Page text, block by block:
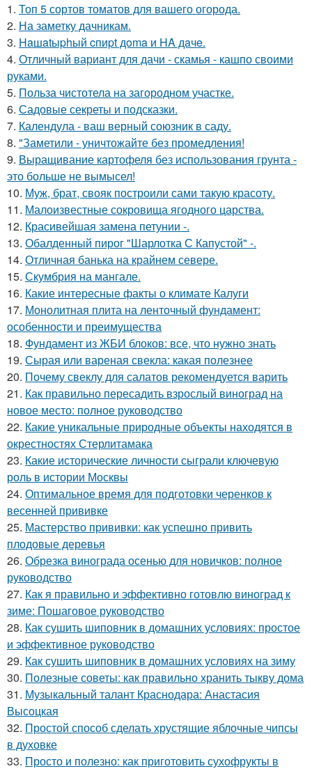
1. Топ 5 сортов томатов для вашего огорода.
2. На заметку дачникам.
3. Haшatыphый cпиpt дoma и HA дaчe.
4. Отличный вариант для дачи - скамья - кашпо своими
руками.
5. Польза чистотела на загородном участке.
6. Садовые секреты и подсказки.
7. Календула - ваш верный союзник в саду.
8. "Заметили - уничтожайте без промедления!
9. Выращивание картофеля без использования грунта -
это больше не вымысел!
10. Муж, брат, свояк построили сами такую красоту.
11. Малоизвестные сокровища ягодного царства.
12. Красивейшая замена петунии -.
13. Обалденный пирог "Шарлотка С Капустой" -.
14. Отличная банька на крайнем севере.
15. Скумбрия на мангале.
16. Какие интересные факты о климате Калуги
17. Монолитная плита на ленточный фундамент:
особенности и преимущества
18. Фундамент из ЖБИ блоков: все, что нужно знать
19. Сырая или вареная свекла: какая полезнее
20. Почему свеклу для салатов рекомендуется варить
21. Как правильно пересадить взрослый виноград на
новое место: полное руководство
22. Какие уникальные природные объекты находятся в
окрестностях Стерлитамака
23. Какие исторические личности сыграли ключевую
роль в истории Москвы
24. Оптимальное время для подготовки черенков к
весенней прививке
25. Мастерство прививки: как успешно привить
плодовые деревья
26. Обрезка винограда осенью для новичков: полное
руководство
27. Как я правильно и эффективно готовлю виноград к
зиме: Пошаговое руководство
28. Как сушить шиповник в домашних условиях: простое
и эффективное руководство
29. Как сушить шиповник в домашних условиях на зиму
30. Полезные советы: как правильно хранить тыкву дома
31. Музыкальный талант Краснодара: Анастасия
Высоцкая
32. Простой способ сделать хрустящие яблочные чипсы
в духовке
33. Просто и полезно: как приготовить сухофрукты в